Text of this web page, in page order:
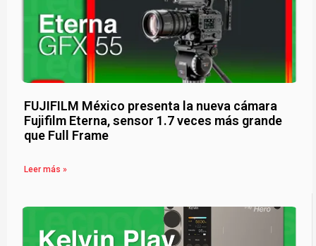
FUJIFILM México presenta la nueva cámara
Fujifilm Eterna, sensor 1.7 veces más grande
que Full Frame
Leer más »